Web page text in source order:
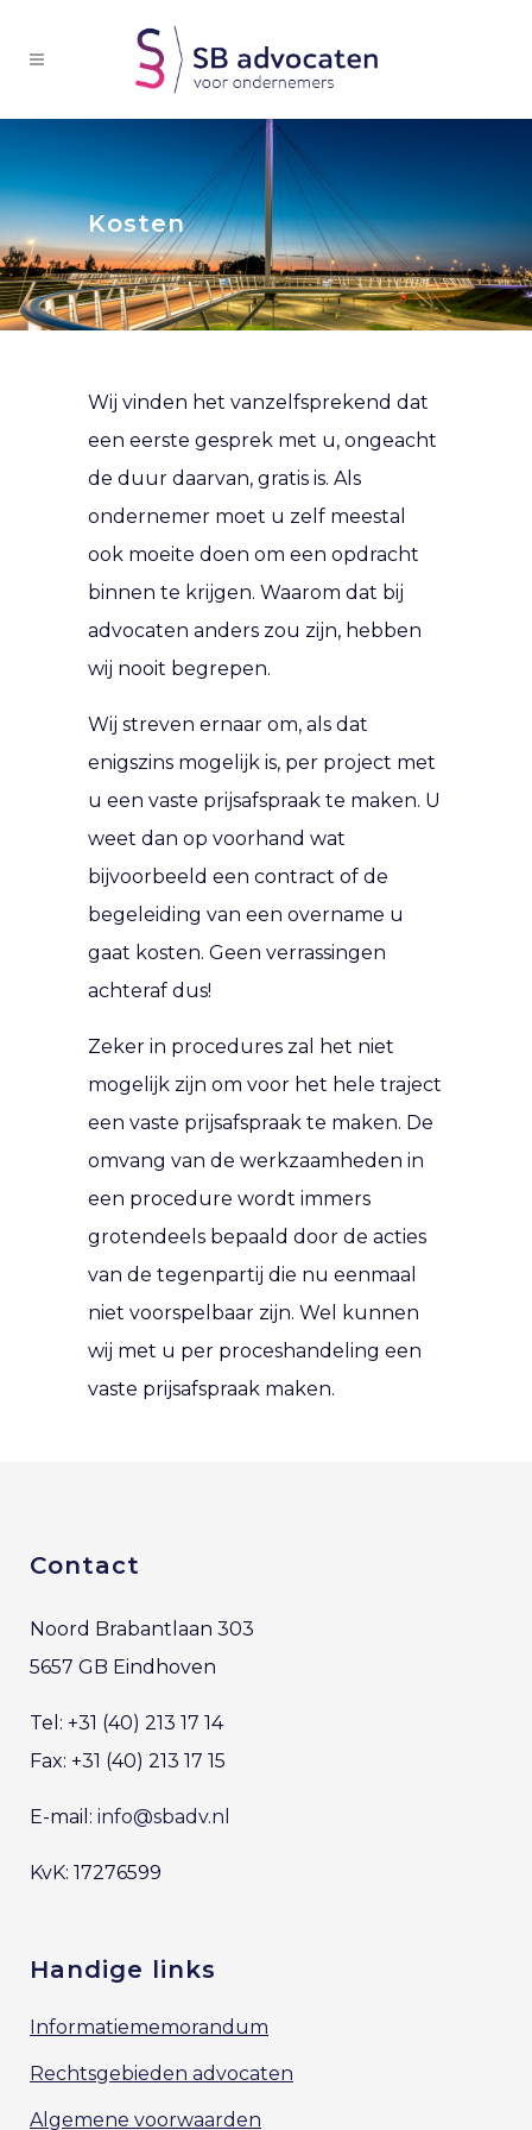
Kosten
Wij vinden het vanzelfsprekend dat
een eerste gesprek met u, ongeacht
de duur daarvan, gratis is. Als
ondernemer moet u zelf meestal
ook moeite doen om een opdracht
binnen te krijgen. Waarom dat bij
advocaten anders zou zijn, hebben
wij nooit begrepen.
Wij streven ernaar om, als dat
enigszins mogelijk is, per project met
u een vaste prijsafspraak te maken. U
weet dan op voorhand wat
bijvoorbeeld een contract of de
begeleiding van een overname u
gaat kosten. Geen verrassingen
achteraf dus!
Zeker in procedures zal het niet
mogelijk zijn om voor het hele traject
een vaste prijsafspraak te maken. De
omvang van de werkzaamheden in
een procedure wordt immers
grotendeels bepaald door de acties
van de tegenpartij die nu eenmaal
niet voorspelbaar zijn. Wel kunnen
wij met u per proceshandeling een
vaste prijsafspraak maken.
Contact
Noord Brabantlaan 303
5657 GB Eindhoven
Tel: +31 (40) 213 17 14
Fax: +31 (40) 213 17 15
E-mail: info@sbadv.nl
KvK: 17276599
Handige links
Informatiememorandum
Rechtsgebieden advocaten
Algemene voorwaarden